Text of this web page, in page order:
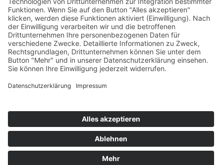
Angemeldet bleiben
Anmelden
Zum Inhalt springen
Vertrag widerrufen
Werkzeugleiste öffnen